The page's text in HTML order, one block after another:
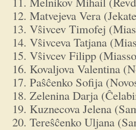
12. Matvejeva Vera
13. Vŝivcev Timofej
14. Vŝivceva Tatjana
15. Vŝivcev Filipp
16. Kovaljova Valentina
17. Paŝĉenko Sofija
18. Zelenina Darja
19. Kuznecova Jelena
20. Tereŝĉenko Uljana